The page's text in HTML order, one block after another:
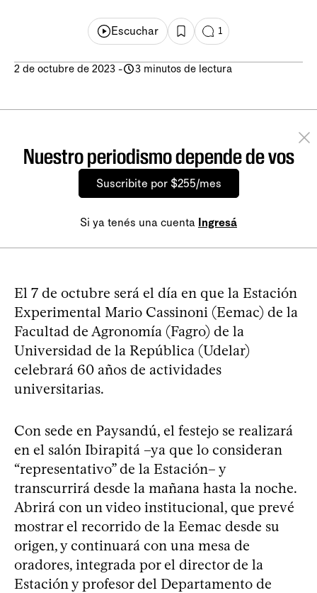
Escuchar 1
2 de octubre de 2023 - 3 minutos de lectura
Nuestro periodismo depende de vos
Suscribite por $255/mes
Si ya tenés una cuenta Ingresá
El 7 de octubre será el día en que la Estación
Experimental Mario Cassinoni (Eemac) de la
Facultad de Agronomía (Fagro) de la
Universidad de la República (Udelar)
celebrará 60 años de actividades
universitarias.
Con sede en Paysandú, el festejo se realizará
en el salón Ibirapitá –ya que lo consideran
“representativo” de la Estación– y
transcurrirá desde la mañana hasta la noche.
Abrirá con un video institucional, que prevé
mostrar el recorrido de la Eemac desde su
origen, y continuará con una mesa de
oradores, integrada por el director de la
Estación y profesor del Departamento de